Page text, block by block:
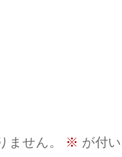
せん。 ※ が付